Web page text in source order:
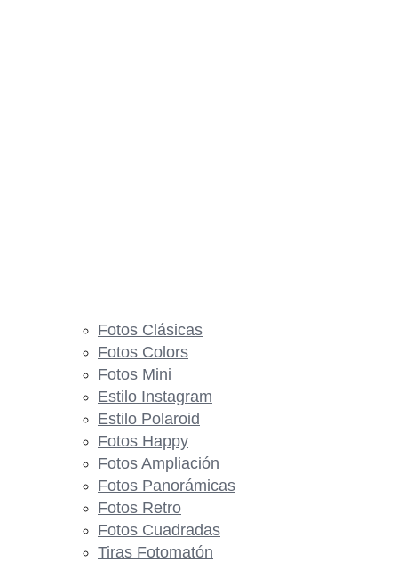
Fotos Clásicas
Fotos Colors
Fotos Mini
Estilo Instagram
Estilo Polaroid
Fotos Happy
Fotos Ampliación
Fotos Panorámicas
Fotos Retro
Fotos Cuadradas
Tiras Fotomatón